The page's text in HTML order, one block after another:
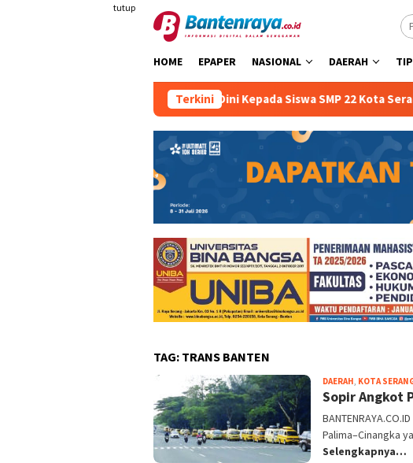
tutup
HOME EPAPER NASIONAL DAERAH
Terkini
Berkendara Sejak Dini Kepada Siswa SMP 22 Kota Serang
TAG: TRANS BANTEN
DAERAH KOTA
Sopir Angkot
Palima–Cinangka
Selengkapnya…